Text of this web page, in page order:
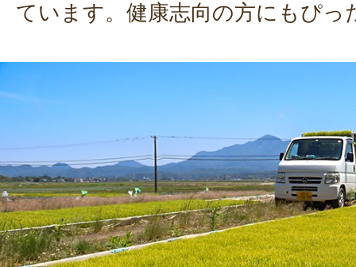
ています。健康志向の方にもぴっ